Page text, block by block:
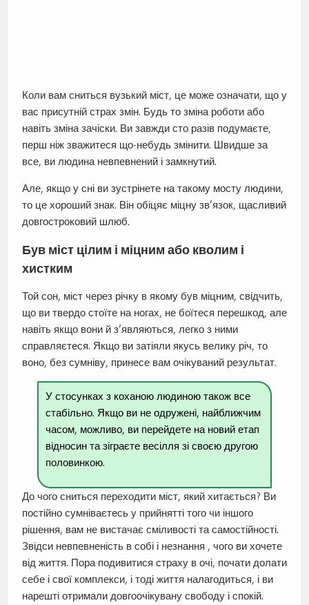
Коли вам сниться вузький міст, це може означати, що у
вас присутній страх змін. Будь то зміна роботи або
навіть зміна зачіски. Ви завжди сто разів подумаєте,
перш ніж зважитеся що-небудь змінити. Швидше за
все, ви людина невпевнений і замкнутий.
Але, якщо у сні ви зустрінете на такому мосту людини,
то це хороший знак. Він обіцяє міцну зв’язок, щасливий
довгостроковий шлюб.
Був міст цілим і міцним або кволим і
хистким
Той сон, міст через річку в якому був міцним, свідчить,
що ви твердо стоїте на ногах, не боїтеся перешкод, але
навіть якщо вони й з’являються, легко з ними
справляєтеся. Якщо ви затіяли якусь велику річ, то
воно, без сумніву, принесе вам очікуваний результат.
У стосунках з коханою людиною також все
стабільно. Якщо ви не одружені, найближчим
часом, можливо, ви перейдете на новий етап
відносин та зіграєте весілля зі своєю другою
половинкою.
До чого сниться переходити міст, який хитається? Ви
постійно сумніваєтесь у прийнятті того чи іншого
рішення, вам не вистачає сміливості та самостійності.
Звідси невпевненість в собі і незнання , чого ви хочете
від життя. Пора подивитися страху в очі, почати долати
себе і свої комплекси, і тоді життя налагодиться, і ви
нарешті отримали довгоочікувану свободу і спокій.